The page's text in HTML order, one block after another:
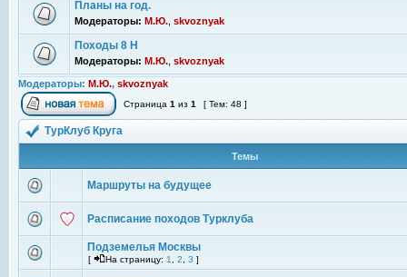
Планы на год.
Модераторы: М.Ю. skvoznyak
Походы 8 Н
Модераторы: М.Ю. skvoznyak
Модераторы: М.Ю., skvoznyak
Страница 1 из 1 [ Тем: 48 ]
ТурКлуб Круга
Темы
Маршруты на будущее
Расписание походов Турклуба
Подземелья Москвы
[ На страницу: 1 2 3 ]